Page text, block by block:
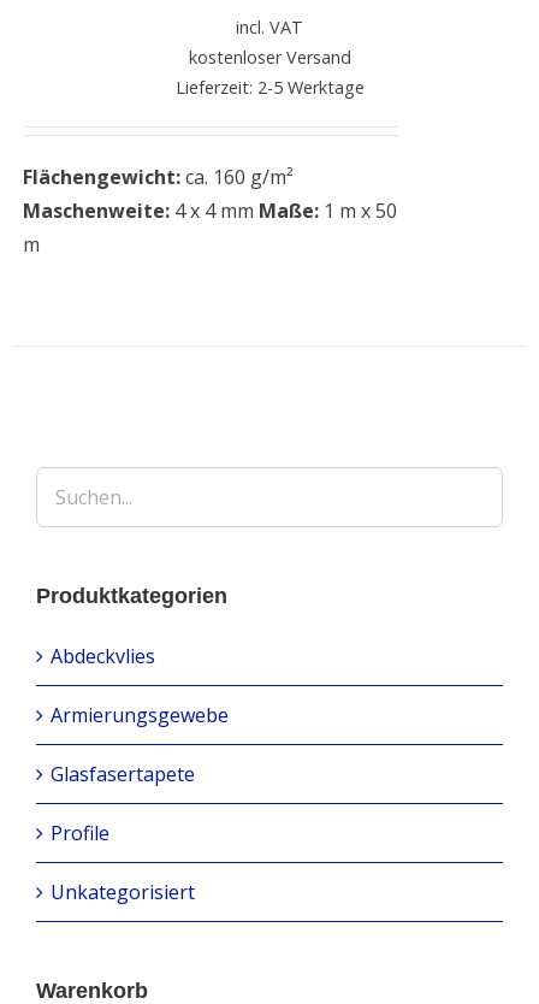
incl. VAT
kostenloser Versand
Lieferzeit: 2-5 Werktage
Flächengewicht:ca. 160 g/m²
Maschenweite:4 x 4 mm Maße:1 m x 50
m
Produktkategorien
Abdeckvlies
Armierungsgewebe
Glasfasertapete
Profile
Unkategorisiert
Warenkorb